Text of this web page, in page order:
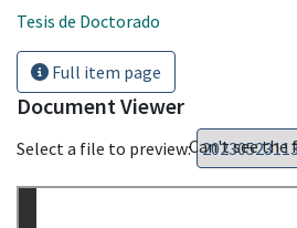
Tesis de Doctorado
Full item page
Document Viewer
Select a file to preview:Can't see the